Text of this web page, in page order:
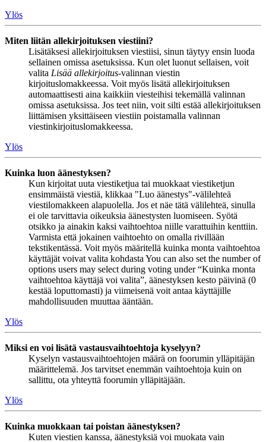
Ylös
Miten liitän allekirjoituksen viestiini?
Lisätäksesi allekirjoituksen viestiisi, sinun täytyy ensin luoda
sellainen omissa asetuksissa. Kun olet luonut sellaisen, voit
valita Lisää allekirjoitus-valinnan viestin
kirjoituslomakkeessa. Voit myös lisätä allekirjoituksen
automaattisesti aina kaikkiin viesteihisi tekemällä valinnan
omissa asetuksissa. Jos teet niin, voit silti estää allekirjoituksen
liittämisen yksittäiseen viestiin poistamalla valinnan
viestinkirjoituslomakkeessa.
Ylös
Kuinka luon äänestyksen?
Kun kirjoitat uuta viestiketjua tai muokkaat viestiketjun
ensimmäistä viestiä, klikkaa "Luo äänestys"-välilehteä
viestilomakkeen alapuolella. Jos et näe tätä välilehteä, sinulla
ei ole tarvittavia oikeuksia äänestysten luomiseen. Syötä
otsikko ja ainakin kaksi vaihtoehtoa niille varattuihin kenttiin.
Varmista että jokainen vaihtoehto on omalla rivillään
tekstikentässä. Voit myös määritellä kuinka monta vaihtoehtoa
käyttäjät voivat valita kohdasta You can also set the number of
options users may select during voting under “Kuinka monta
vaihtoehtoa käyttäjä voi valita”, äänestyksen kesto päivinä (0
kestää loputtomasti) ja viimeisenä voit antaa käyttäjille
mahdollisuuden muuttaa ääntään.
Ylös
Miksi en voi lisätä vastausvaihtoehtoja kyselyyn?
Kyselyn vastausvaihtoehtojen määrä on foorumin ylläpitäjän
määrittelemä. Jos tarvitset enemmän vaihtoehtoja kuin on
sallittu, ota yhteyttä foorumin ylläpitäjään.
Ylös
Kuinka muokkaan tai poistan äänestyksen?
Kuten viestien kanssa, äänestyksiä voi muokata vain